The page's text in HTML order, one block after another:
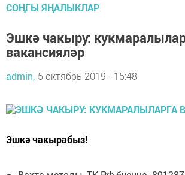
СОҢГЫ ЯҢАЛЫКЛАР
Эшкә чакыру:
вакансияләр
admin, 5 октябрь 2019 - 15:48
Эшкә чакырабыз!